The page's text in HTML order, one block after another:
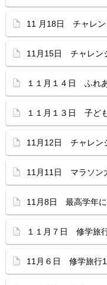
11 月18日 チャレン
11月15日 チャレン
１１月１４日 ふれ
１１月１３日 子ど
11月12日 チャレン
11月11日 マラソン
11月8日 最高学年
１１月７日 修学旅
11月６日 修学旅行1